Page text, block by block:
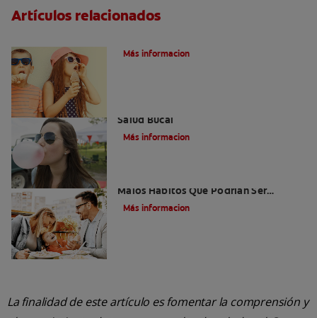
Artículos relacionados
Más informacion
Salud Bucal
Más informacion
Malos Hábitos Que Podrían Ser
Dañinos
Más informacion
La finalidad de este artículo es fomentar la comprensión y